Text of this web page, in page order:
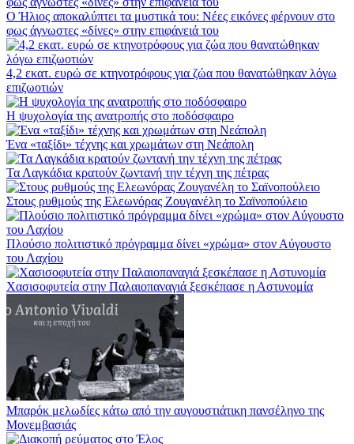
Ο Ήλιος αποκαλύπτει τα μυστικά του: Νέες εικόνες φέρνουν στο
φως άγνωστες «δίνες» στην επιφάνειά του
4,2 εκατ. ευρώ σε κτηνοτρόφους για ζώα που θανατώθηκαν λόγω
επιζωοτιών
Η ψυχολογία της ανατροπής στο ποδόσφαιρο
Ένα «ταξίδι» τέχνης και χρωμάτων στη Νεάπολη
Τα Λαγκάδια κρατούν ζωντανή την τέχνη της πέτρας
Στους ρυθμούς της Ελεωνόρας Ζουγανέλη το Σαϊνοπούλειο
Πλούσιο πολιτιστικό πρόγραμμα δίνει «χρώμα» στον Αύγουστο
του Λαχίου
Χασισοφυτεία στην Παλαιοπαναγιά ξεσκέπασε η Αστυνομία
Μπαρόκ μελωδίες κάτω από την αυγουστιάτικη πανσέληνο της
Μονεμβασιάς